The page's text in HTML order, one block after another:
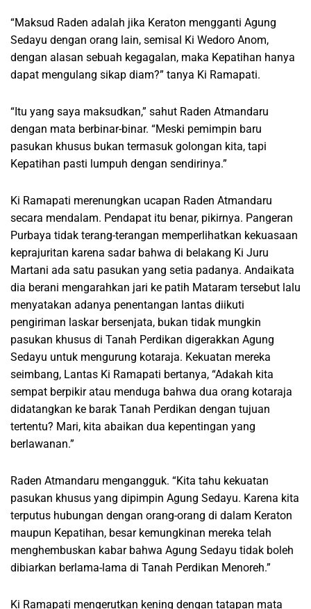
“Maksud Raden adalah jika Keraton mengganti Agung
Sedayu dengan orang lain, semisal Ki Wedoro Anom,
dengan alasan sebuah kegagalan, maka Kepatihan hanya
dapat mengulang sikap diam?” tanya Ki Ramapati.
“Itu yang saya maksudkan,” sahut Raden Atmandaru
dengan mata berbinar-binar. “Meski pemimpin baru
pasukan khusus bukan termasuk golongan kita, tapi
Kepatihan pasti lumpuh dengan sendirinya.”
Ki Ramapati merenungkan ucapan Raden Atmandaru
secara mendalam. Pendapat itu benar, pikirnya. Pangeran
Purbaya tidak terang-terangan memperlihatkan kekuasaan
keprajuritan karena sadar bahwa di belakang Ki Juru
Martani ada satu pasukan yang setia padanya. Andaikata
dia berani mengarahkan jari ke patih Mataram tersebut lalu
menyatakan adanya penentangan lantas diikuti
pengiriman laskar bersenjata, bukan tidak mungkin
pasukan khusus di Tanah Perdikan digerakkan Agung
Sedayu untuk mengurung kotaraja. Kekuatan mereka
seimbang, Lantas Ki Ramapati bertanya, “Adakah kita
sempat berpikir atau menduga bahwa dua orang kotaraja
didatangkan ke barak Tanah Perdikan dengan tujuan
tertentu? Mari, kita abaikan dua kepentingan yang
berlawanan.”
Raden Atmandaru mengangguk. “Kita tahu kekuatan
pasukan khusus yang dipimpin Agung Sedayu. Karena kita
terputus hubungan dengan orang-orang di dalam Keraton
maupun Kepatihan, besar kemungkinan mereka telah
menghembuskan kabar bahwa Agung Sedayu tidak boleh
dibiarkan berlama-lama di Tanah Perdikan Menoreh.”
Ki Ramapati mengerutkan kening dengan tatapan mata